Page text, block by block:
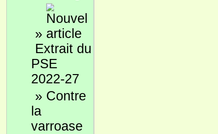
»
Extrait du
PSE
2022-27
» Contre
la
varroase